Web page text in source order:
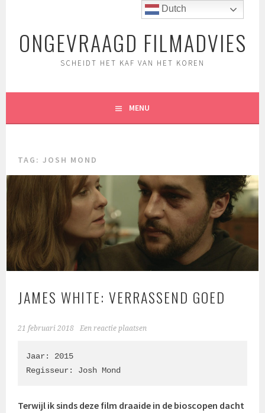
inhoudONGEVRAAGD FILMADVIES
SCHEIDT HET KAF VAN HET KOREN
MENU
TAG:JOSH MOND
JAMES WHITE: VERRASSEND GOED
21 februari 2018 Een reactie plaatsen
Jaar: 2015
Regisseur: Josh Mond
Terwijl ik sinds deze film draaide in de bioscopen dacht
Dutch